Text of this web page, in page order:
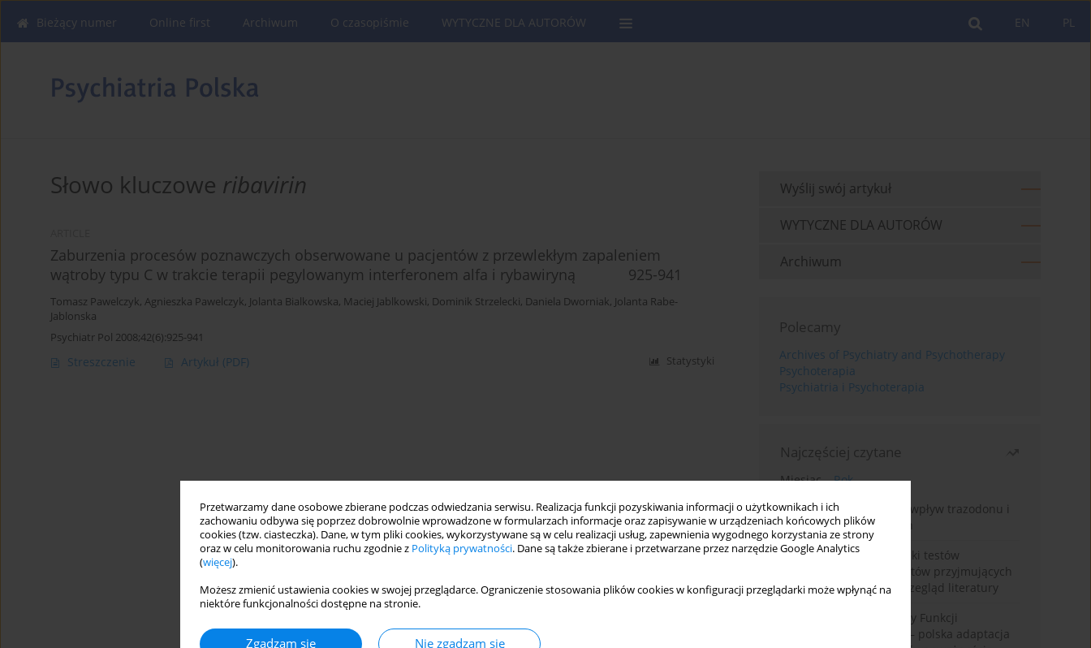
Przetwarzamy dane osobowe zbierane podczas odwiedzania serwisu. Realizacja funkcji pozyskiwania informacji o użytkownikach i ich
zachowaniu odbywa się poprzez dobrowolnie wprowadzone w formularzach informacje oraz zapisywanie w urządzeniach końcowych plików
cookies (tzw. ciasteczka). Dane, w tym pliki cookies, wykorzystywane są w celu realizacji usług, zapewnienia wygodnego korzystania ze strony
oraz w celu monitorowania ruchu zgodnie z Polityką prywatności. Dane są także zbierane i przetwarzane przez narzędzie Google Analytics
(więcej).
Możesz zmienić ustawienia cookies w swojej przeglądarce. Ograniczenie stosowania plików cookies w konfiguracji przeglądarki może wpłynąć na
niektóre funkcjonalności dostępne na stronie.
Zgadzam się Nie zgadzam się
PL
EN
Bieżący numer Online first Archiwum O czasopiśmie WYTYCZNE DLA AUTORÓW
Słowo kluczowe ribavirin
Zaburzenia procesów poznawczych obserwowane u pacjentów z przewlekłym zapaleniem
wątroby typu C w trakcie terapii pegylowanym interferonem alfa i rybawiryną 925-941
Tomasz Pawelczyk, Agnieszka Pawelczyk, Jolanta Bialkowska, Maciej Jablkowski, Dominik Strzelecki, Daniela Dworniak, Jolanta Rabe-
Jablonska
Psychiatr Pol 2008;42(6):925-941
Streszczenie Artykuł (PDF) Statystyki
Wyślij swój artykuł
WYTYCZNE DLA AUTORÓW
Archiwum
Polecamy
Archives of Psychiatry and Psychotherapy
Psychoterapia
Psychiatria i Psychoterapia
Najczęściej czytane
Miesiąc
Rok
Leczenie bezsenności – wpływ trazodonu i
leków nasennych na sen
Fałszywie dodatnie wyniki testów
narkotykowych u pacjentów przyjmujących
leki psychotropowe – przegląd literatury
Montrealska Skala Oceny Funkcji
Poznawczych MoCA 7.2.– polska adaptacja